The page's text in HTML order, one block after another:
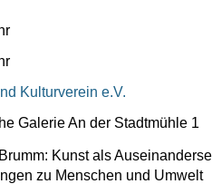
Kulturverein e.V.
Galerie An der Stadtmühle 1
Kunst als
zu Menschen und Umwelt